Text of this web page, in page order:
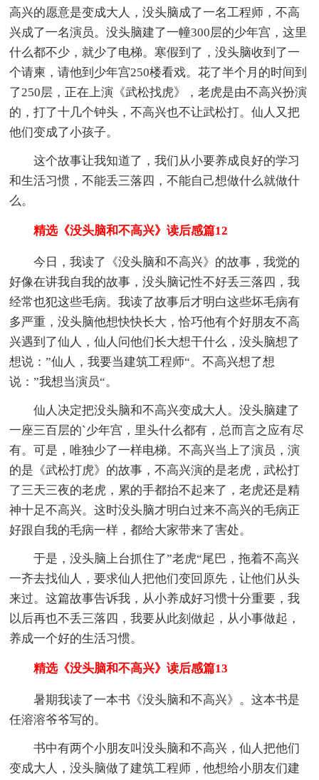
高兴的愿意是变成大人，没头脑成了一名工程师，不高
兴成了一名演员。没头脑建了一幢300层的少年宫，这里
什么都不少，就少了电梯。寒假到了，没头脑收到了一
个请柬，请他到少年宫250楼看戏。花了半个月的时间到
了250层，正在上演《武松找虎》，老虎是由不高兴扮演
的，打了十几个钟头，不高兴也不让武松打。仙人又把
他们变成了小孩子。
这个故事让我知道了，我们从小要养成良好的学习
和生活习惯，不能丢三落四，不能自己想做什么就做什
么。
精选《没头脑和不高兴》读后感篇12
今日，我读了《没头脑和不高兴》的故事，我觉的
好像在讲我自我的故事，没头脑记性不好丢三落四，我
经常也犯这些毛病。我读了故事后才明白这些坏毛病有
多严重，没头脑他想快快长大，恰巧他有个好朋友不高
兴遇到了仙人，仙人问他们长大想干什么，没头脑想了
想说：”仙人，我要当建筑工程师“。不高兴想了想
说：”我想当演员“。
仙人决定把没头脑和不高兴变成大人。没头脑建了
一座三百层的`少年宫，里头什么都有，总而言之应有尽
有。可是，唯独少了一样电梯。不高兴当上了演员，演
的是《武松打虎》的故事，不高兴演的是老虎，武松打
了三天三夜的老虎，累的手都抬不起来了，老虎还是精
神十足不高兴。这时没头脑才明白过来不高兴的毛病正
好跟自我的毛病一样，都给大家带来了害处。
于是，没头脑上台抓住了”老虎“尾巴，拖着不高兴
一齐去找仙人，要求仙人把他们变回原先，让他们从头
来过。这篇故事告诉我，从小养成好习惯十分重要，我
以后再也不丢三落四，我要从此刻做起，从小事做起，
养成一个好的生活习惯。
精选《没头脑和不高兴》读后感篇13
暑期我读了一本书《没头脑和不高兴》。这本书是
任溶溶爷爷写的。
书中有两个小朋友叫没头脑和不高兴，仙人把他们
变成大人，没头脑做了建筑工程师，他想给小朋友们建